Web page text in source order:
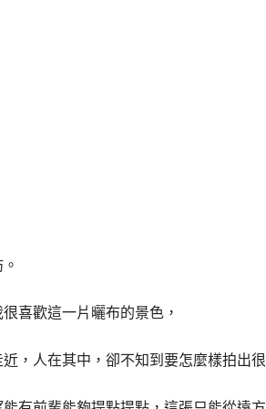
喜歡這一片曬布的景色，
，人在其中，卻不知到要怎麼樣拍出